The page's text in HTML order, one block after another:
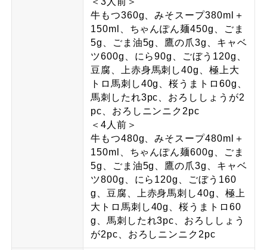
牛もつ360g、みそスープ380ml＋
150ml、ちゃんぽん麺450g、ごま
5g、ごま油5g、鷹の爪3g、キャベ
ツ600g、にら90g、ごぼう120g、
豆腐、上赤身馬刺し40g、極上大
トロ馬刺し40g、桜うまトロ60g、
馬刺したれ3pc、おろししょうが2
pc、おろしニンニク2pc
＜4人前＞
牛もつ480g、みそスープ480ml＋
150ml、ちゃんぽん麺600g、ごま
5g、ごま油5g、鷹の爪3g、キャベ
ツ800g、にら120g、ごぼう160
g、豆腐、上赤身馬刺し40g、極上
大トロ馬刺し40g、桜うまトロ60
g、馬刺したれ3pc、おろししょう
が2pc、おろしニンニク2pc